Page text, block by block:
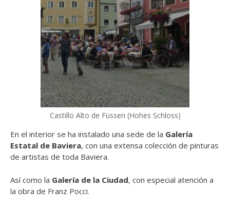
Castillo Alto de Füssen (Hohes Schloss)
En el interior se ha instalado una sede de la Galería
Estatal de Baviera, con una extensa colección de pinturas
de artistas de toda Baviera.
Así como la Galería de la Ciudad, con especial atención a
la obra de Franz Pocci.